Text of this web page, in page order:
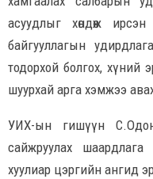
асуудлыг хөндөж
байгууллагын
тодорхой болгох, хүний
шуурхай арга хэмжээ
УИХ-ын гишүүн
сайжруулах шаардлага
хуулиар цэргийн ангид